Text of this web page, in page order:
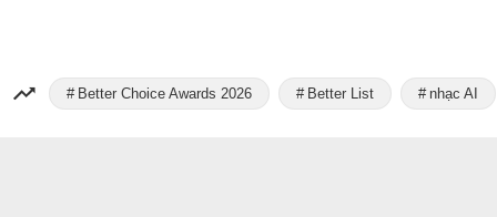
Better Choice Awards 2026 Better List nhạc AI